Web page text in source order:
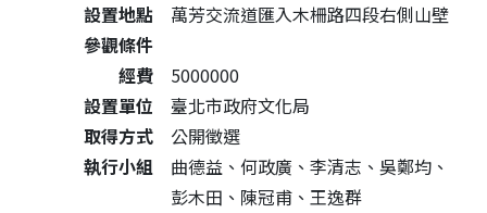
設置地點
萬芳交流道匯入木柵路四段右側山壁
參觀條件
經費
5000000
設置單位
臺北市政府文化局
取得方式
公開徵選
執行小組
曲德益、何政廣、李清志、吳鄭均、
彭木田、陳冠甫、王逸群